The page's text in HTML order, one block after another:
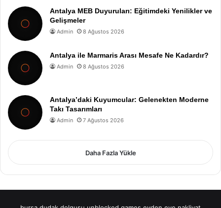
Antalya MEB Duyuruları: Eğitimdeki Yenilikler ve
Gelişmeler
Admin 8 Ağustos 2026
Antalya ile Marmaris Arası Mesafe Ne Kadardır?
Admin 8 Ağustos 2026
Antalya’daki Kuyumcular: Gelenekten Moderne
Takı Tasarımları
Admin 7 Ağustos 2026
Daha Fazla Yükle